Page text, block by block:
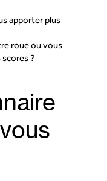
apporter plus
roue ou vous
?